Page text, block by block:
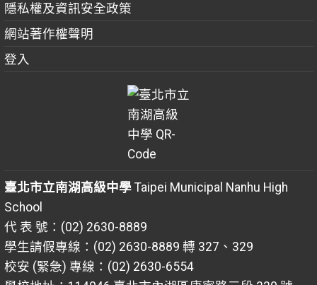
隱私權及資訊安全政策
網站著作權聲明
登入
臺北市立南湖高級中學Taipei Municipal Nanhu High
School
代 表 號：(02) 2630-8889
學生請假專線：(02) 2630-8889 轉 327、329
校安 (緊急) 專線：(02) 2630-6554